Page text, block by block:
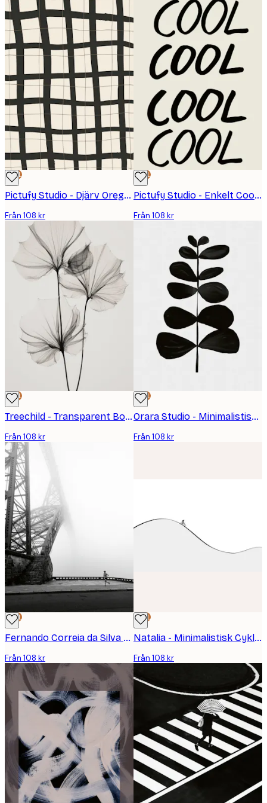
DEAL
Pictufy Studio - Djärv Oregelbundet Rutnät Poster
Från 108 kr
DEAL
Pictufy Studio - Enkelt Cool Statement Poster
Från 108 kr
DEAL
Treechild - Transparent Botanic No 3 Poster
Från 108 kr
DEAL
Orara Studio - Minimalistisk Svart Växt Poster
Från 108 kr
DEAL
Fernando Correia da Silva - Ensam Löpare vid Bron Poster
Från 108 kr
DEAL
Natalia - Minimalistisk Cyklist Backklättring Poster
Från 108 kr